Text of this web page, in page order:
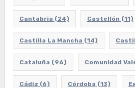
Cantabria (24) Castellón (11)
Castilla La Mancha (14)
Cataluña (96) Comunidad
Cádiz (6) Córdoba (13)